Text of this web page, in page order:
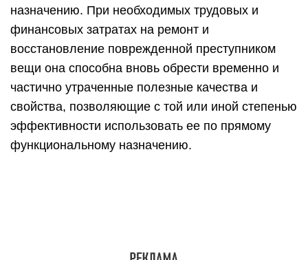
назначению. При необходимых трудовых и
финансовых затратах на ремонт и
восстановление поврежденной преступником
вещи она способна вновь обрести временно и
частично утраченные полезные качества и
свойства, позволяющие с той или иной степенью
эффективности использовать ее по прямому
функциональному назначению.